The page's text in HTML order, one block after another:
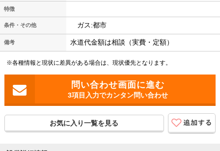
特徴
条件・その他 ガス:都市
備考 水道代金額は相談（実費・定額）
※各種情報と現状に差異がある場合は、現状優先となります。
3項目入力でカンタン問い合わせ
お気に入り一覧を見る